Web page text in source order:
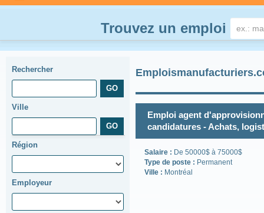
Trouvez un emploi
Rechercher
Ville
Région
Employeur
Emploi agent
candidatures - Achats,
Salaire : De 50000$ à 75000$
Type de poste : Permanent
Ville : Montréal